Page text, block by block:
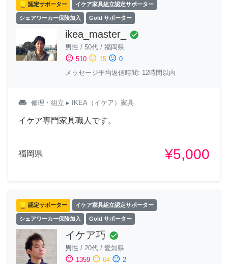
認定サポーター イケア家具組立認定サポーター
シェアワーカー保険加入 Gold サポーター
ikea_master_ check_circle
男性 / 50代 / 福岡県
sentiment_satisfied 510 sentiment_neutral 15 sentiment_dissatisfied 0
メッセージ平均返信時間: 12時間以内
weekend 修理・組立 ▸ IKEA（イケア）家具
イケア専門家具職人です。
福岡県 ¥5,000
認定サポーター イケア家具組立認定サポーター
シェアワーカー保険加入 Gold サポーター
イケア巧 check_circle
男性 / 20代 / 愛知県
sentiment_satisfied 1359 sentiment_neutral 64 sentiment_dissatisfied 2